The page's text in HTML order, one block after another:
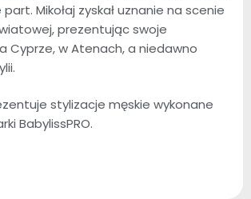
Mikołaj zyskał uznanie na scenie
prezentując swoje
Cyprze, w Atenach, a niedawno
stylizacje męskie wykonane
BabylissPRO.